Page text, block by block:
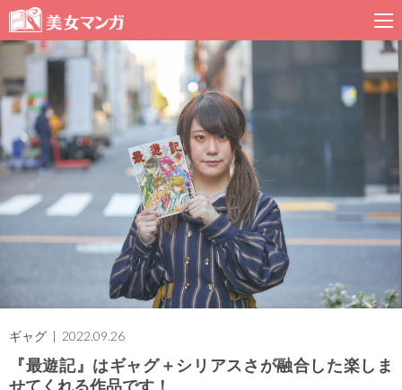
ギャグ | 2022.09.26
『最遊記』はギャグ＋シリアスさが融合した楽しま
せてくれる作品です！